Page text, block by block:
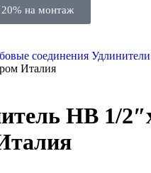
на монтаж
соединения Удлинители
Италия
НВ 1/